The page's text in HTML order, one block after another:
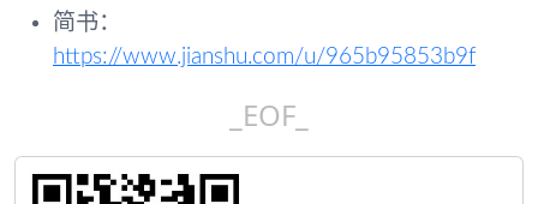
简书：
https://www.jianshu.com/u/965b95853b9f
_EOF_